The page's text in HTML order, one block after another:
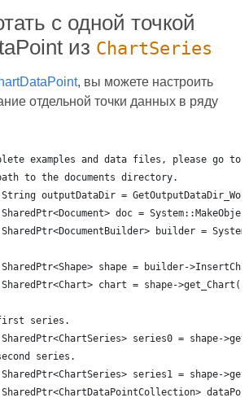
с одной точкой
из ChartSeries
, вы можете настроить
отдельной точки данных в ряду
examples and data files, please go to
to the documents directory.
outputDataDir =
doc =
builder =
shape = builder-
chart = shape-
series.
series0 = shape-
series.
series1 = shape-